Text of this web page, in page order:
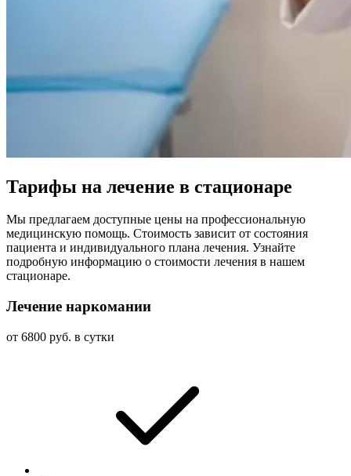
Тарифы на лечение в стационаре
Мы предлагаем доступные цены на профессиональную
медицинскую помощь. Стоимость зависит от состояния
пациента и индивидуального плана лечения. Узнайте
подробную информацию о стоимости лечения в нашем
стационаре.
Лечение наркомании
от 6800 руб. в сутки